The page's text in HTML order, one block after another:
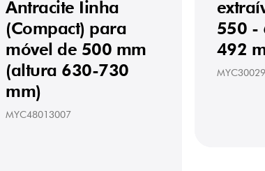
Antracite Iinha
(Compact) para
móvel de 500 mm
(altura 630-730
mm)
MYC48013007
550 -
492